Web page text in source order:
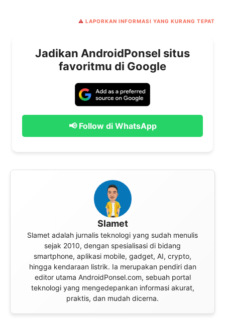
⚠️ LAPORKAN INFORMASI YANG KURANG TEPAT
Jadikan AndroidPonsel situs
favoritmu di Google
📢 Follow di WhatsApp
Slamet
Slamet adalah jurnalis teknologi yang sudah menulis
sejak 2010, dengan spesialisasi di bidang
smartphone, aplikasi mobile, gadget, AI, crypto,
hingga kendaraan listrik. Ia merupakan pendiri dan
editor utama AndroidPonsel.com, sebuah portal
teknologi yang mengedepankan informasi akurat,
praktis, dan mudah dicerna.